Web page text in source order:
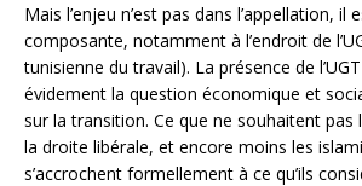
Mais l’enjeu n’est pas dans l’appellation, il
composante, notamment à l’endroit de
tunisienne du travail). La présence de
évidement la question économique et
sur la transition. Ce que ne souhaitent pas
la droite libérale, et encore moins les
s’accrochent formellement à ce qu’ils